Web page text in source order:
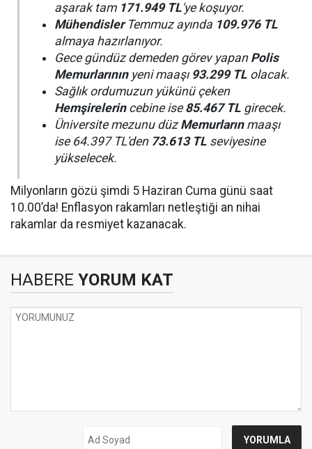
aşarak tam 171.949 TL'ye koşuyor.
MühendislerTemmuz ayında 109.976 TL
almaya hazırlanıyor.
Gece gündüz demeden görev yapan Polis
Memurlarınınyeni maaşı 93.299 TL olacak.
Sağlık ordumuzun yükünü çeken
Hemşirelerincebine ise 85.467 TL girecek.
Üniversite mezunu düz Memurlarınmaaşı
ise 64.397 TL'den 73.613 TL seviyesine
yükselecek.
Milyonların gözü şimdi 5 Haziran Cuma günü saat
10.00’da! Enflasyon rakamları netleştiği an nihai
rakamlar da resmiyet kazanacak.
HABERE YORUM KAT